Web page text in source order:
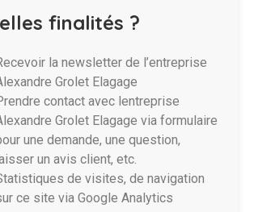
finalités ?
la newsletter de l’entreprise
Grolet Elagage
contact avec lentreprise
Grolet Elagage via formulaire
une demande, une question,
un avis client, etc.
de visites, de navigation
ce site via Google Analytics